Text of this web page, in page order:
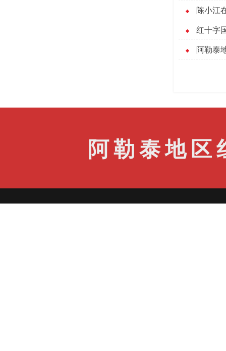
陈小江
红十字
阿勒泰
阿勒泰地区